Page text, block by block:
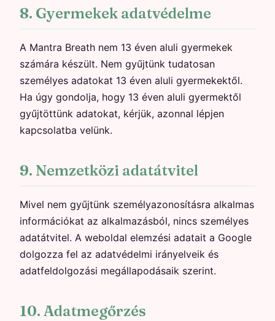
8. Gyermekek adatvédelme
A Mantra Breath nem 13 éven aluli gyermekek
számára készült. Nem gyűjtünk tudatosan
személyes adatokat 13 éven aluli gyermekektől.
Ha úgy gondolja, hogy 13 éven aluli gyermektől
gyűjtöttünk adatokat, kérjük, azonnal lépjen
kapcsolatba velünk.
9. Nemzetközi adatátvitel
Mivel nem gyűjtünk személyazonosításra alkalmas
információkat az alkalmazásból, nincs személyes
adatátvitel. A weboldal elemzési adatait a Google
dolgozza fel az adatvédelmi irányelveik és
adatfeldolgozási megállapodásaik szerint.
10. Adatmegőrzés